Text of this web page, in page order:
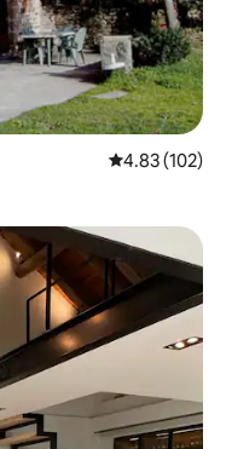
レビュー102
4.83 (102)